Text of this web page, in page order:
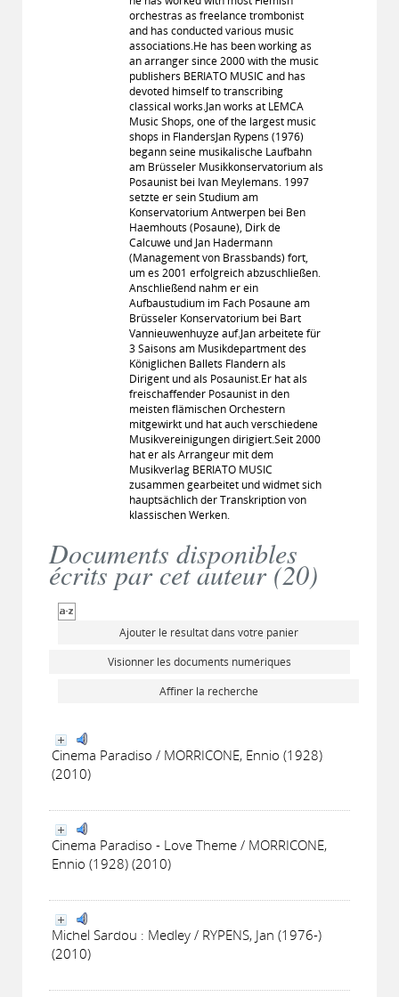
orchestras as freelance trombonist
and has conducted various music
associations.He has been working as
an arranger since 2000 with the music
publishers BERIATO MUSIC and has
devoted himself to transcribing
classical works.Jan works at LEMCA
Music Shops, one of the largest music
shops in FlandersJan Rypens (1976)
begann seine musikalische Laufbahn
am Brüsseler Musikkonservatorium als
Posaunist bei Ivan Meylemans. 1997
setzte er sein Studium am
Konservatorium Antwerpen bei Ben
Haemhouts (Posaune), Dirk de
Calcuwé und Jan Hadermann
(Management von Brassbands) fort,
um es 2001 erfolgreich abzuschließen.
Anschließend nahm er ein
Aufbaustudium im Fach Posaune am
Brüsseler Konservatorium bei Bart
Vannieuwenhuyze auf.Jan arbeitete für
3 Saisons am Musikdepartment des
Königlichen Ballets Flandern als
Dirigent und als Posaunist.Er hat als
freischaffender Posaunist in den
meisten flämischen Orchestern
mitgewirkt und hat auch verschiedene
Musikvereinigungen dirigiert.Seit 2000
hat er als Arrangeur mit dem
Musikverlag BERIATO MUSIC
zusammen gearbeitet und widmet sich
hauptsächlich der Transkription von
klassischen Werken.
Documents disponibles
écrits par cet auteur (20)
Ajouter le résultat dans votre panier
Visionner les documents numériques
Affiner la recherche
Cinema Paradiso / MORRICONE, Ennio (1928)
(2010)
Cinema Paradiso - Love Theme / MORRICONE,
Ennio (1928) (2010)
Michel Sardou : Medley / RYPENS, Jan (1976-)
(2010)